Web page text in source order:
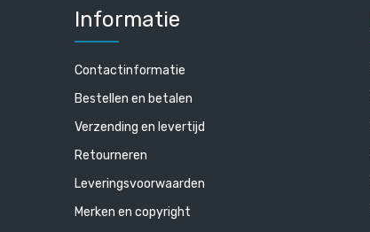
€ 320,23 incl. BTW
€ 264,65 excl. BTW
Informatie
Contactinformatie
Bestellen en betalen
Verzending en levertijd
Retourneren
Leveringsvoorwaarden
Merken en copyright